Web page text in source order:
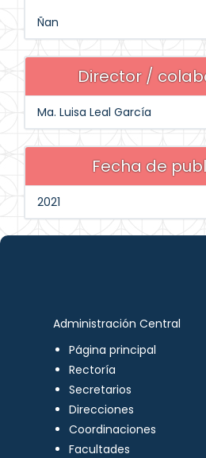
Ñan
Director /
Ma. Luisa Leal García
Fecha de
2021
Administración Central
Página principal
Rectoría
Secretarios
Direcciones
Coordinaciones
Facultades